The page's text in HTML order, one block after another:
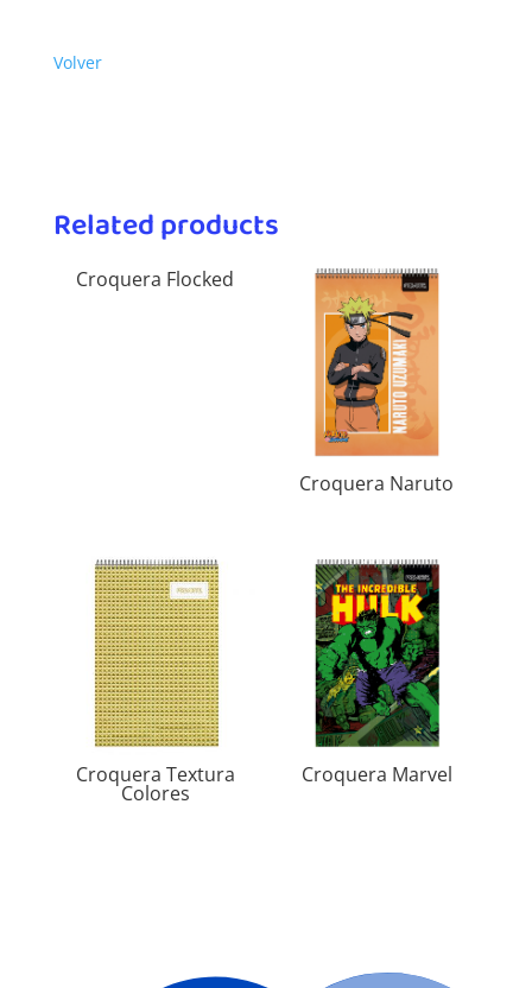
Volver
Related products
Croquera Flocked
Croquera Naruto
Croquera Textura
Colores
Croquera Marvel